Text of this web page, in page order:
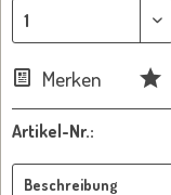
Merken
Artikel-Nr.:
Beschreibung